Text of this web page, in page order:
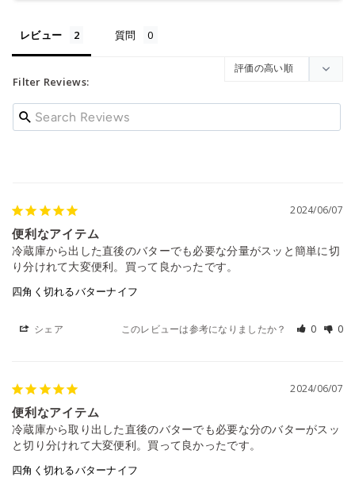
レビュー 質問
Filter Reviews:
2024/06/07
便利なアイテム
冷蔵庫から出した直後のバターでも必要な分量がスッと簡単に切
り分けれて大変便利。買って良かったです。
四角く切れるバターナイフ
シェア このレビューは参考になりましたか？ 0 0
2024/06/07
便利なアイテム
冷蔵庫から取り出した直後のバターでも必要な分のバターがスッ
と切り分けれて大変便利。買って良かったです。
四角く切れるバターナイフ